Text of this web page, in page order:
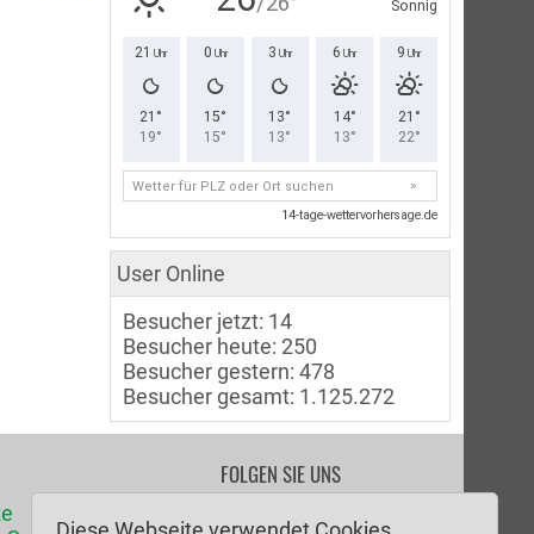
User Online
Besucher jetzt: 14
Besucher heute: 250
Besucher gestern: 478
Besucher gesamt: 1.125.272
FOLGEN SIE UNS
Facebook